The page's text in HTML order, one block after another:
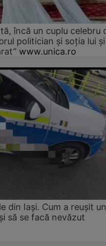
încă un cuplu celebru
politician și soția lui
www.unica.ro
din Iași. Cum a reușit un
să se facă nevăzut